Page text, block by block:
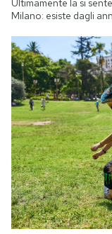
Ultimamente la si
Milano: esiste dagli